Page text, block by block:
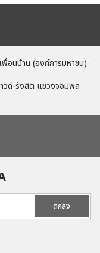
อนบ้าน (องค์การมหาชน)
วดี-รังสิต แขวงจอมพล
ตกลง